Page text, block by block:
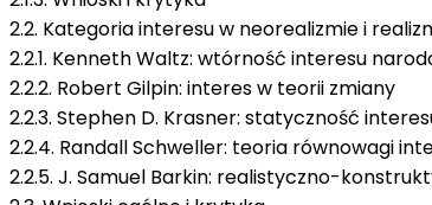
2.2. Kategoria interesu w neorealizmie i
2.2.1. Kenneth Waltz: wtórność interesu
2.2.2. Robert Gilpin: interes w teorii zmiany
2.2.3. Stephen D. Krasner: statyczność
2.2.4. Randall Schweller: teoria równowagi
2.2.5. J. Samuel Barkin: realistyczno-